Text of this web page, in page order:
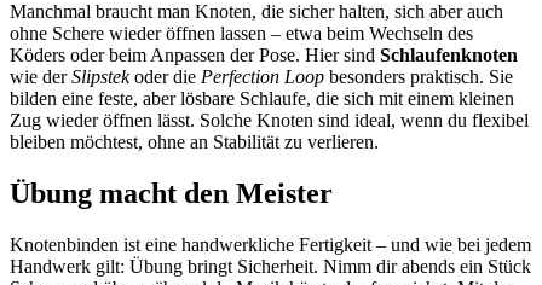
Manchmal braucht man Knoten, die sicher halten, sich aber auch
ohne Schere wieder öffnen lassen – etwa beim Wechseln des
Köders oder beim Anpassen der Pose. Hier sind Schlaufenknoten
wie derSlipstekoder die Perfection Loop besonders praktisch. Sie
bilden eine feste, aber lösbare Schlaufe, die sich mit einem kleinen
Zug wieder öffnen lässt. Solche Knoten sind ideal, wenn du flexibel
bleiben möchtest, ohne an Stabilität zu verlieren.
Übung macht den Meister
Knotenbinden ist eine handwerkliche Fertigkeit – und wie bei jedem
Handwerk gilt: Übung bringt Sicherheit. Nimm dir abends ein Stück